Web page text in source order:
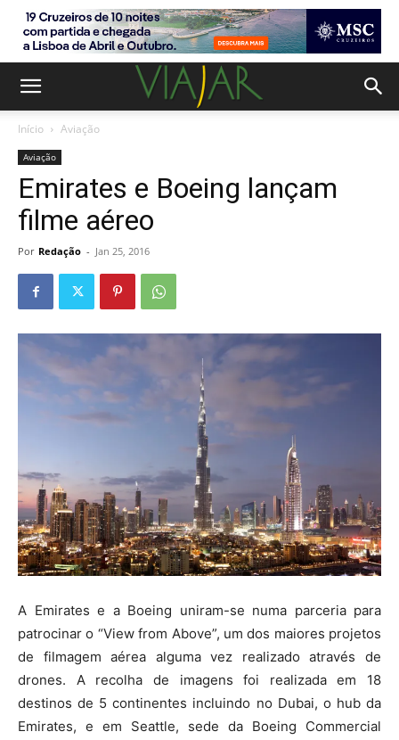
Início Aviação
Aviação
Emirates e Boeing lançam
filme aéreo
Por Redação - Jan 25, 2016
A Emirates e a Boeing uniram-se numa parceria para
patrocinar o “View from Above”, um dos maiores projetos
de filmagem aérea alguma vez realizado através de
drones. A recolha de imagens foi realizada em 18
destinos de 5 continentes incluindo no Dubai, o hub da
Emirates, e em Seattle, sede da Boeing Commercial